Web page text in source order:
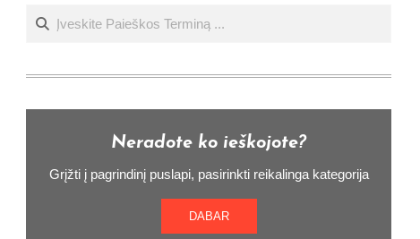
Ieškoti
Neradote ko ieškojote?
Grįžti į pagrindinį puslapi, pasirinkti reikalinga kategorija
DABAR